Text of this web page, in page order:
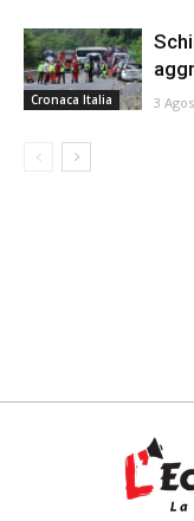
Cronaca Italia 3